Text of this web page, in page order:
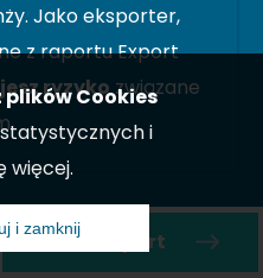
Jako eksporter,
z raportu Export
ryzykozwiązane
Zamów raport
Cookies
i
więcej.
i zamknij
Akceptuj i zamknij